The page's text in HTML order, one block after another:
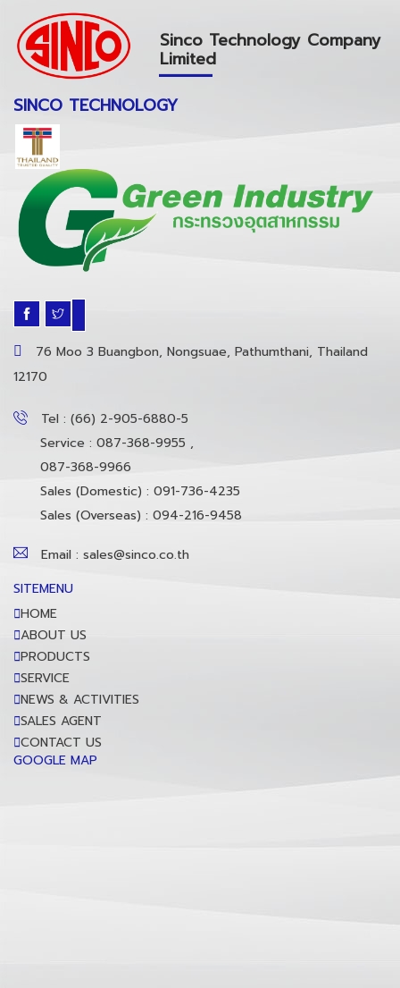
Sinco Technology Company
Limited
SINCO TECHNOLOGY
76 Moo 3 Buangbon, Nongsuae, Pathumthani, Thailand
12170
Tel : (66) 2-905-6880-5
Service : 087-368-9955 ,
087-368-9966
Sales (Domestic) : 091-736-4235
Sales (Overseas) : 094-216-9458
Email : sales@sinco.co.th
SITEMENU
HOME
ABOUT US
PRODUCTS
SERVICE
NEWS & ACTIVITIES
SALES AGENT
CONTACT US
GOOGLE MAP